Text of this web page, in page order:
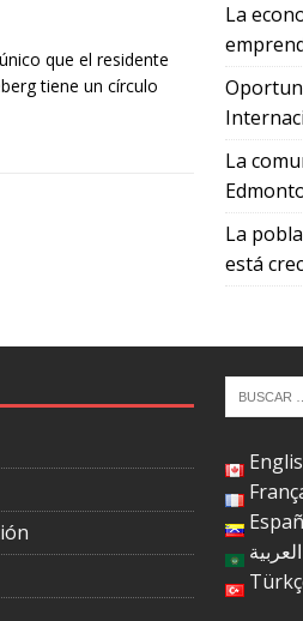
que el residente
tiene un círculo
La
La
La
está
العربية